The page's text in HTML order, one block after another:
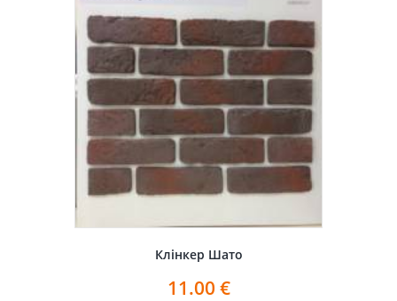
Клінкер Шато
11.00 €